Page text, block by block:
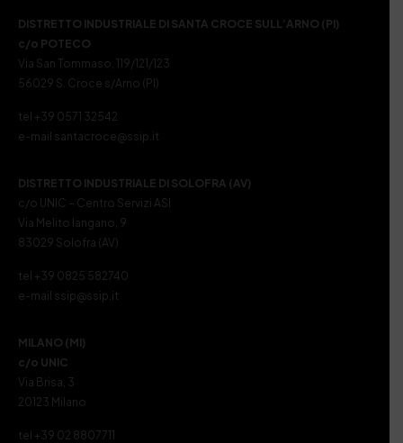
DISTRETTO INDUSTRIALE DI SANTA CROCE SULL’ARNO (PI)
c/o POTECO
Via San Tommaso, 119/121/123
56029 S. Croce s/Arno (PI)
tel +39 0571 32542
e-mail santacroce@ssip.it
DISTRETTO INDUSTRIALE DI SOLOFRA (AV)
c/o UNIC – Centro Servizi ASI
Via Melito Iangano, 9
83029 Solofra (AV)
tel +39 0825 582740
e-mail ssip@ssip.it
MILANO (MI)
c/o UNIC
Via Brisa, 3
20123 Milano
tel +39 02 8807711